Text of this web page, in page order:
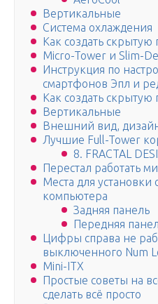
Вертикальные
Система охлаждения
Как создать
Micro-Tower и Slim-
Инструкция по
смартфонов Эпл и
Как создать скрытую
Вертикальные
Внешний вид,
Лучшие Full-Tower
8. FRACTAL
Перестал работать
Места для установки
компьютера
Задняя панель
Передняя
Цифры справа не
выключенного Num
Mini-ITX
Простые советы на
сделать всё просто